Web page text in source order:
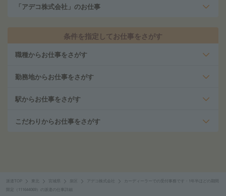
「アデコ株式会社」のお仕事
条件を指定してお仕事をさがす
職種からお仕事をさがす
勤務地からお仕事をさがす
駅からお仕事をさがす
こだわりからお仕事をさがす
派遣TOP 泉区 アデコ株式会社
カーディーラーでの受付事務です・1年半ほどの期間
限定（111644069）の派遣の仕事詳細